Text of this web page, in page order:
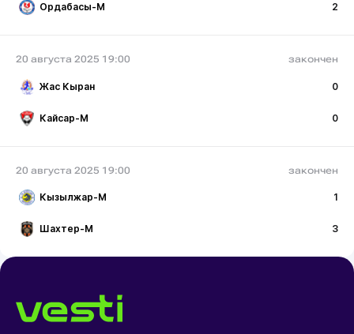
Ордабасы-М 2
20 августа 2025 19:00 закончен
Жас Кыран 0
Кайсар-М 0
20 августа 2025 19:00 закончен
Кызылжар-М 1
Шахтер-М 3